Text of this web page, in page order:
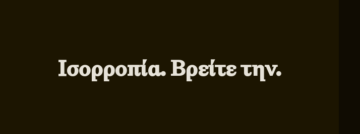
Ισορροπία. Βρείτε την.